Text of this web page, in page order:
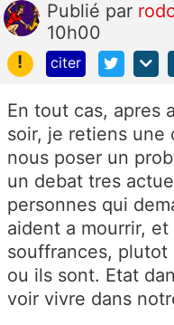
Publié par
10h00
!
citer
En tout cas, apres
soir, je retiens une
nous poser un
un debat tres
personnes qui
aident a mourrir,
souffrances,
ou ils sont. Etat
voir vivre dans